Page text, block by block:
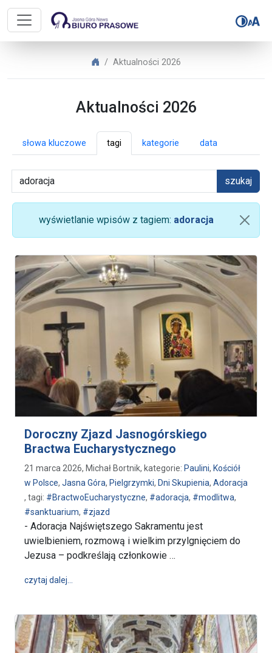
Biuro Prasowe Jasnej Góry –
Biuro Prasowe Jasnej Góry
Aktualności 2026
Aktualności 2026
słowa kluczowe tagi kategorie data
szukaj
wyświetlanie wpisów z tagiem: adoracja
Doroczny Zjazd Jasnogórskiego
Bractwa Eucharystycznego
21 marca 2026, Michał Bortnik, kategorie: Paulini, Kościół
w Polsce, Jasna Góra, Pielgrzymki, Dni Skupienia, Adoracja
, tagi: #BractwoEucharystyczne, #adoracja, #modlitwa,
#sanktuarium, #zjazd
- Adoracja Najświętszego Sakramentu jest
uwielbieniem, rozmową i wielkim przylgnięciem do
Jezusa – podkreślają członkowie …
czytaj dalej…